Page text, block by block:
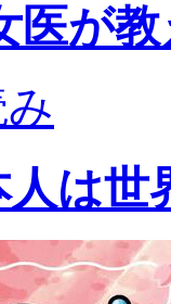
医が
は世